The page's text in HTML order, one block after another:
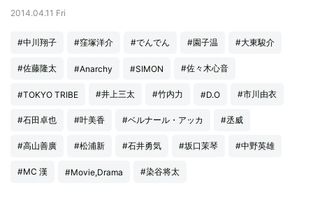
2014.04.11 Fri
#中川翔子 #窪塚洋介 #でんでん #園子温 #大東駿介
#佐藤隆太 #Anarchy #SIMON #佐々木心音
#TOKYO TRIBE #井上三太 #竹内力 #D.O #市川由衣
#石田卓也 #叶美香 #ベルナール・アッカ #丞威
#高山善廣 #松浦新 #石井勇気 #坂口茉琴 #中野英雄
#MC 漢 #Movie,Drama #染谷将太